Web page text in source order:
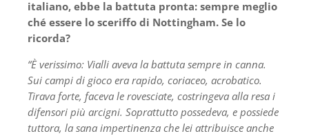
italiano, ebbe la battuta pronta: sempre meglio
ché essere lo sceriffo di Nottingham. Se lo
ricorda?
“È verissimo: Vialli aveva la battuta sempre in canna.
Sui campi di gioco era rapido, coriaceo, acrobatico.
Tirava forte, faceva le rovesciate, costringeva alla resa i
difensori più arcigni. Soprattutto possedeva, e possiede
tuttora, la sana impertinenza che lei attribuisce anche